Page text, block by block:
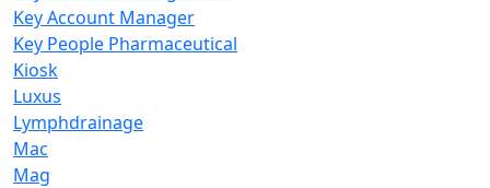
Key Account Manager
Key People Pharmaceutical
Kiosk
Luxus
Lymphdrainage
Mac
Mag